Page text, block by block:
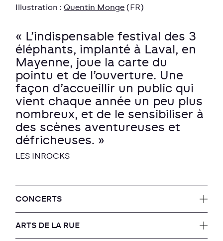
Illustration :Quentin Monge (FR)
« L’indispensable festival des 3
éléphants, implanté à Laval, en
Mayenne, joue la carte du
pointu et de l’ouverture. Une
façon d’accueillir un public qui
vient chaque année un peu plus
nombreux, et de le sensibiliser à
des scènes aventureuses et
défricheuses. »
LES INROCKS
CONCERTS
ARTS DE LA RUE